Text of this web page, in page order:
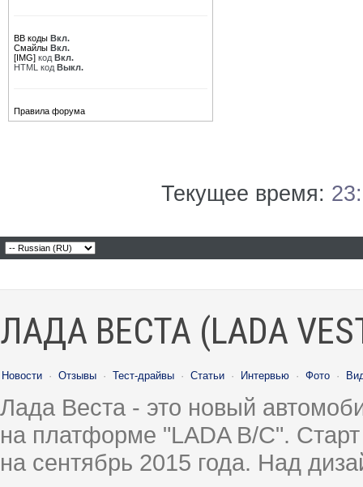
BB коды Вкл.
Смайлы Вкл.
[IMG] код Вкл.
HTML код Выкл.
Правила форума
Текущее время:
ЛАДА ВЕСТА (LADA
Новости · Отзывы · Тест-драйвы · Статьи · Интервью · Фото ·
Лада Веста - это новый
на платформе "LADA B/C".
на сентябрь 2015 года. Над